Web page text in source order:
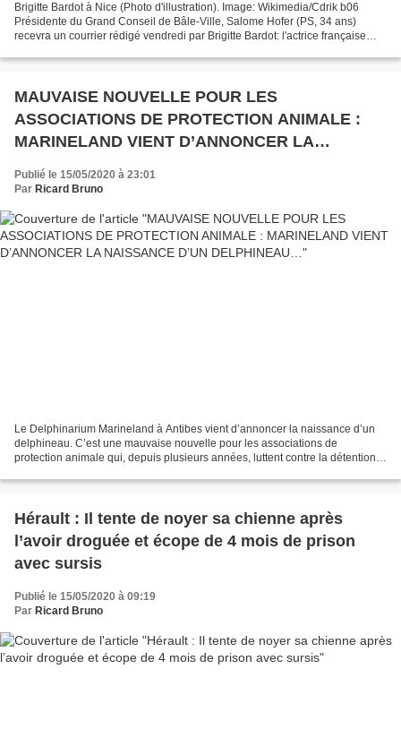
Brigitte Bardot à Nice (Photo d'illustration). Image: Wikimedia/Cdrik b06
Présidente du Grand Conseil de Bâle-Ville, Salome Hofer (PS, 34 ans)
recevra un courrier rédigé vendredi par Brigitte Bardot: l'actrice française
MAUVAISE NOUVELLE POUR LES
ASSOCIATIONS DE PROTECTION ANIMALE :
MARINELAND VIENT D’ANNONCER LA
NAISSANCE D’UN DELPHINEAU…
Publié le 15/05/2020 à 23:01
Par Ricard Bruno
Le Delphinarium Marineland à Antibes vient d’annoncer la naissance d’un
delphineau. C’est une mauvaise nouvelle pour les associations de
protection animale qui, depuis plusieurs années, luttent contre la détention
Hérault : Il tente de noyer sa chienne après
l’avoir droguée et écope de 4 mois de prison
avec sursis
Publié le 15/05/2020 à 09:19
Par Ricard Bruno